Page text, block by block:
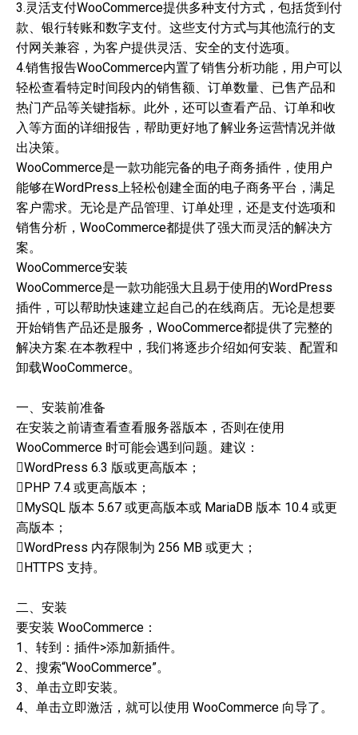
3.灵活支付WooCommerce提供多种支付方式，包括货到付
款、银行转账和数字支付。这些支付方式与其他流行的支
付网关兼容，为客户提供灵活、安全的支付选项。
4.销售报告WooCommerce内置了销售分析功能，用户可以
轻松查看特定时间段内的销售额、订单数量、已售产品和
热门产品等关键指标。此外，还可以查看产品、订单和收
入等方面的详细报告，帮助更好地了解业务运营情况并做
出决策。
WooCommerce是一款功能完备的电子商务插件，使用户
能够在WordPress上轻松创建全面的电子商务平台，满足
客户需求。无论是产品管理、订单处理，还是支付选项和
销售分析，WooCommerce都提供了强大而灵活的解决方
案。
WooCommerce安装
WooCommerce是一款功能强大且易于使用的WordPress
插件，可以帮助快速建立起自己的在线商店。无论是想要
开始销售产品还是服务，WooCommerce都提供了完整的
解决方案.在本教程中，我们将逐步介绍如何安装、配置和
卸载WooCommerce。
一、安装前准备
在安装之前请查看查看服务器版本，否则在使用
WooCommerce 时可能会遇到问题。建议：
WordPress 6.3 版或更高版本；
PHP 7.4 或更高版本；
MySQL 版本 5.67 或更高版本或 MariaDB 版本 10.4 或更
高版本；
WordPress 内存限制为 256 MB 或更大；
HTTPS 支持。
二、安装
要安装 WooCommerce：
1、转到：插件>添加新插件。
2、搜索“WooCommerce”。
3、单击立即安装。
4、单击立即激活，就可以使用 WooCommerce 向导了。